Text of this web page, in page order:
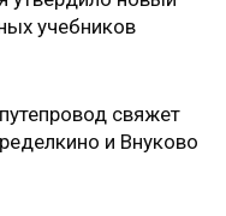
учебников
свяжет
и Внуково